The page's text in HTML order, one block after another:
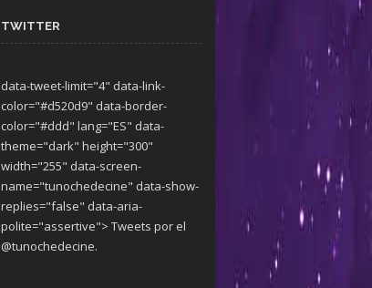
TWITTER
data-tweet-limit="4" data-link-
color="#d520d9" data-border-
color="#ddd" lang="ES" data-
theme="dark" height="300"
width="255" data-screen-
name="tunochedecine" data-show-
replies="false" data-aria-
polite="assertive"> Tweets por el
@tunochedecine.